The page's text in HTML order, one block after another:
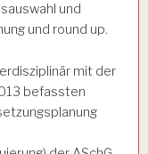
und
und round up.
mit der
befassten